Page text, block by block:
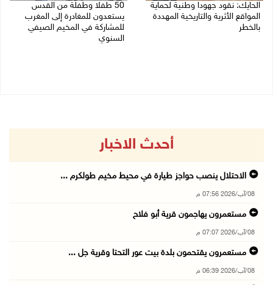
الحايك: نقود جهودا وطنية لحماية
المواقع الأثرية والتاريخية المهددة
بالخطر
50 طفلا وطفلة من القدس
يستعدون للمغادرة إلى المغرب
للمشاركة في المخيم الصيفي
السنوي
أحدث الاخبار
الاحتلال ينصب حواجز طيارة في محيط مخيم طولكرم ...
08/آب/2026 07:56 م
مستعمرون يهاجمون قرية أبو فلاح
08/آب/2026 07:07 م
مستعمرون يقتحمون بلدة بيت عور التحتا وقرية جل ...
08/آب/2026 06:39 م